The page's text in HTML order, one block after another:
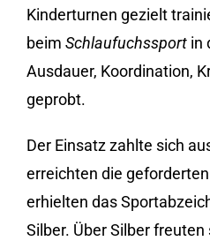
Kinderturnen gezielt
beim Schlaufuchssport in
Ausdauer, Koordination,
geprobt.
Der Einsatz zahlte sich
erreichten die
erhielten das
Silber. Über Silber freuten